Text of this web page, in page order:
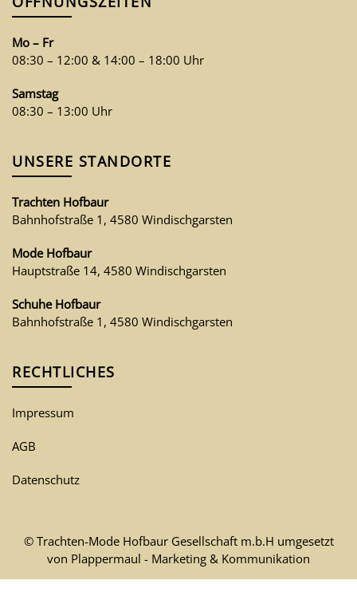
Mo – Fr
08:30 – 12:00 & 14:00 – 18:00 Uhr
Samstag
08:30 – 13:00 Uhr
UNSERE STANDORTE
Trachten Hofbaur
Bahnhofstraße 1, 4580 Windischgarsten
Mode Hofbaur
Hauptstraße 14, 4580 Windischgarsten
Schuhe Hofbaur
Bahnhofstraße 1, 4580 Windischgarsten
RECHTLICHES
Impressum
AGB
Datenschutz
© Trachten-Mode Hofbaur Gesellschaft m.b.H umgesetzt
von Plappermaul - Marketing & Kommunikation